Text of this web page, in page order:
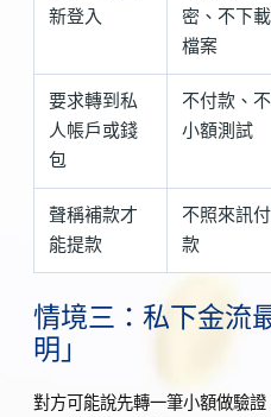
新登入
密、不下載
檔案
要求轉到私
人帳戶或錢
包
不付款、不
小額測試
聲稱補款才
能提款
不照來訊付
款
情境三：私下金流
明」
對方可能說先轉一筆小額做驗